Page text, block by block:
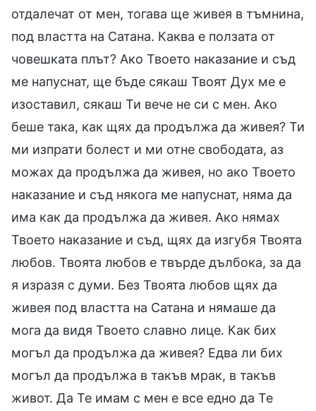
отдалечат от мен, тогава ще живея в тъмнина,
под властта на Сатана. Каква е ползата от
човешката плът? Ако Твоето наказание и съд
ме напуснат, ще бъде сякаш Твоят Дух ме е
изоставил, сякаш Ти вече не си с мен. Ако
беше така, как щях да продължа да живея? Ти
ми изпрати болест и ми отне свободата, аз
можах да продължа да живея, но ако Твоето
наказание и съд някога ме напуснат, няма да
има как да продължа да живея. Ако нямах
Твоето наказание и съд, щях да изгубя Твоята
любов. Твоята любов е твърде дълбока, за да
я изразя с думи. Без Твоята любов щях да
живея под властта на Сатана и нямаше да
мога да видя Твоето славно лице. Как бих
могъл да продължа да живея? Едва ли бих
могъл да продължа в такъв мрак, в такъв
живот. Да Те имам с мен е все едно да Те